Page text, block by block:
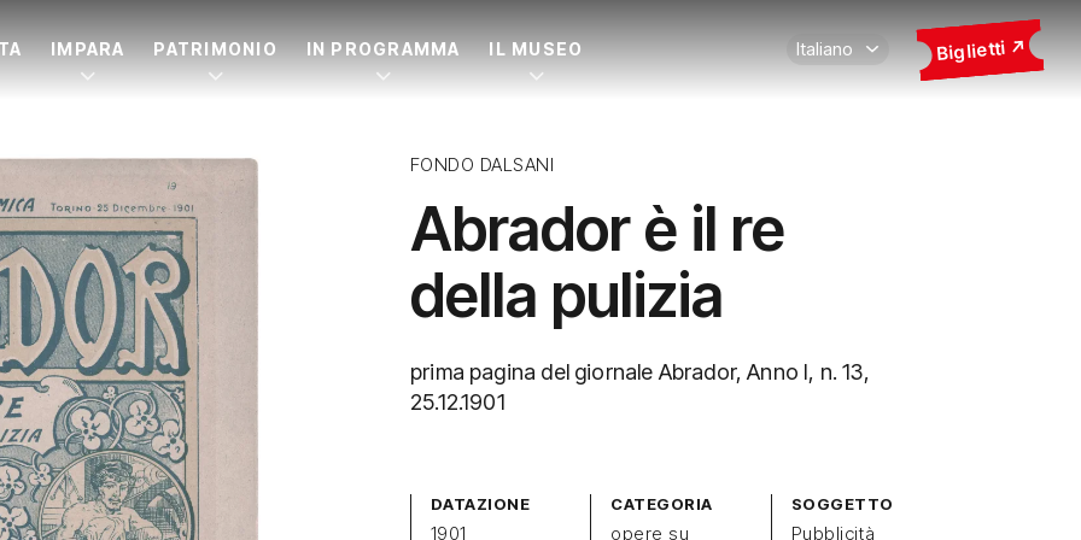
IMPARA PATRIMONIO IN PROGRAMMA IL MUSEO Biglietti
FONDO DALSANI
Abrador è il re
della pulizia
prima pagina del giornale Abrador, Anno I, n. 13,
25.12.1901
DATAZIONE
1901
CATEGORIA
opere su
SOGGETTO
Pubblicità